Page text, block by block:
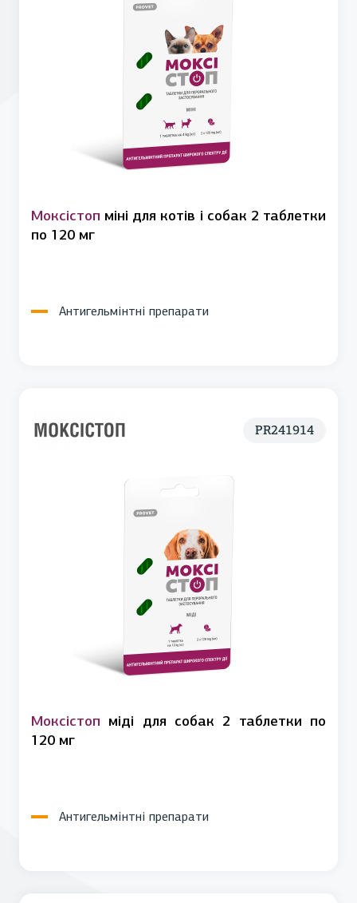
Моксістоп міні для котів і собак 2 таблетки
по 120 мг
Антигельмінтні препарати
PR241914
Моксістоп міді для собак 2 таблетки по
120 мг
Антигельмінтні препарати